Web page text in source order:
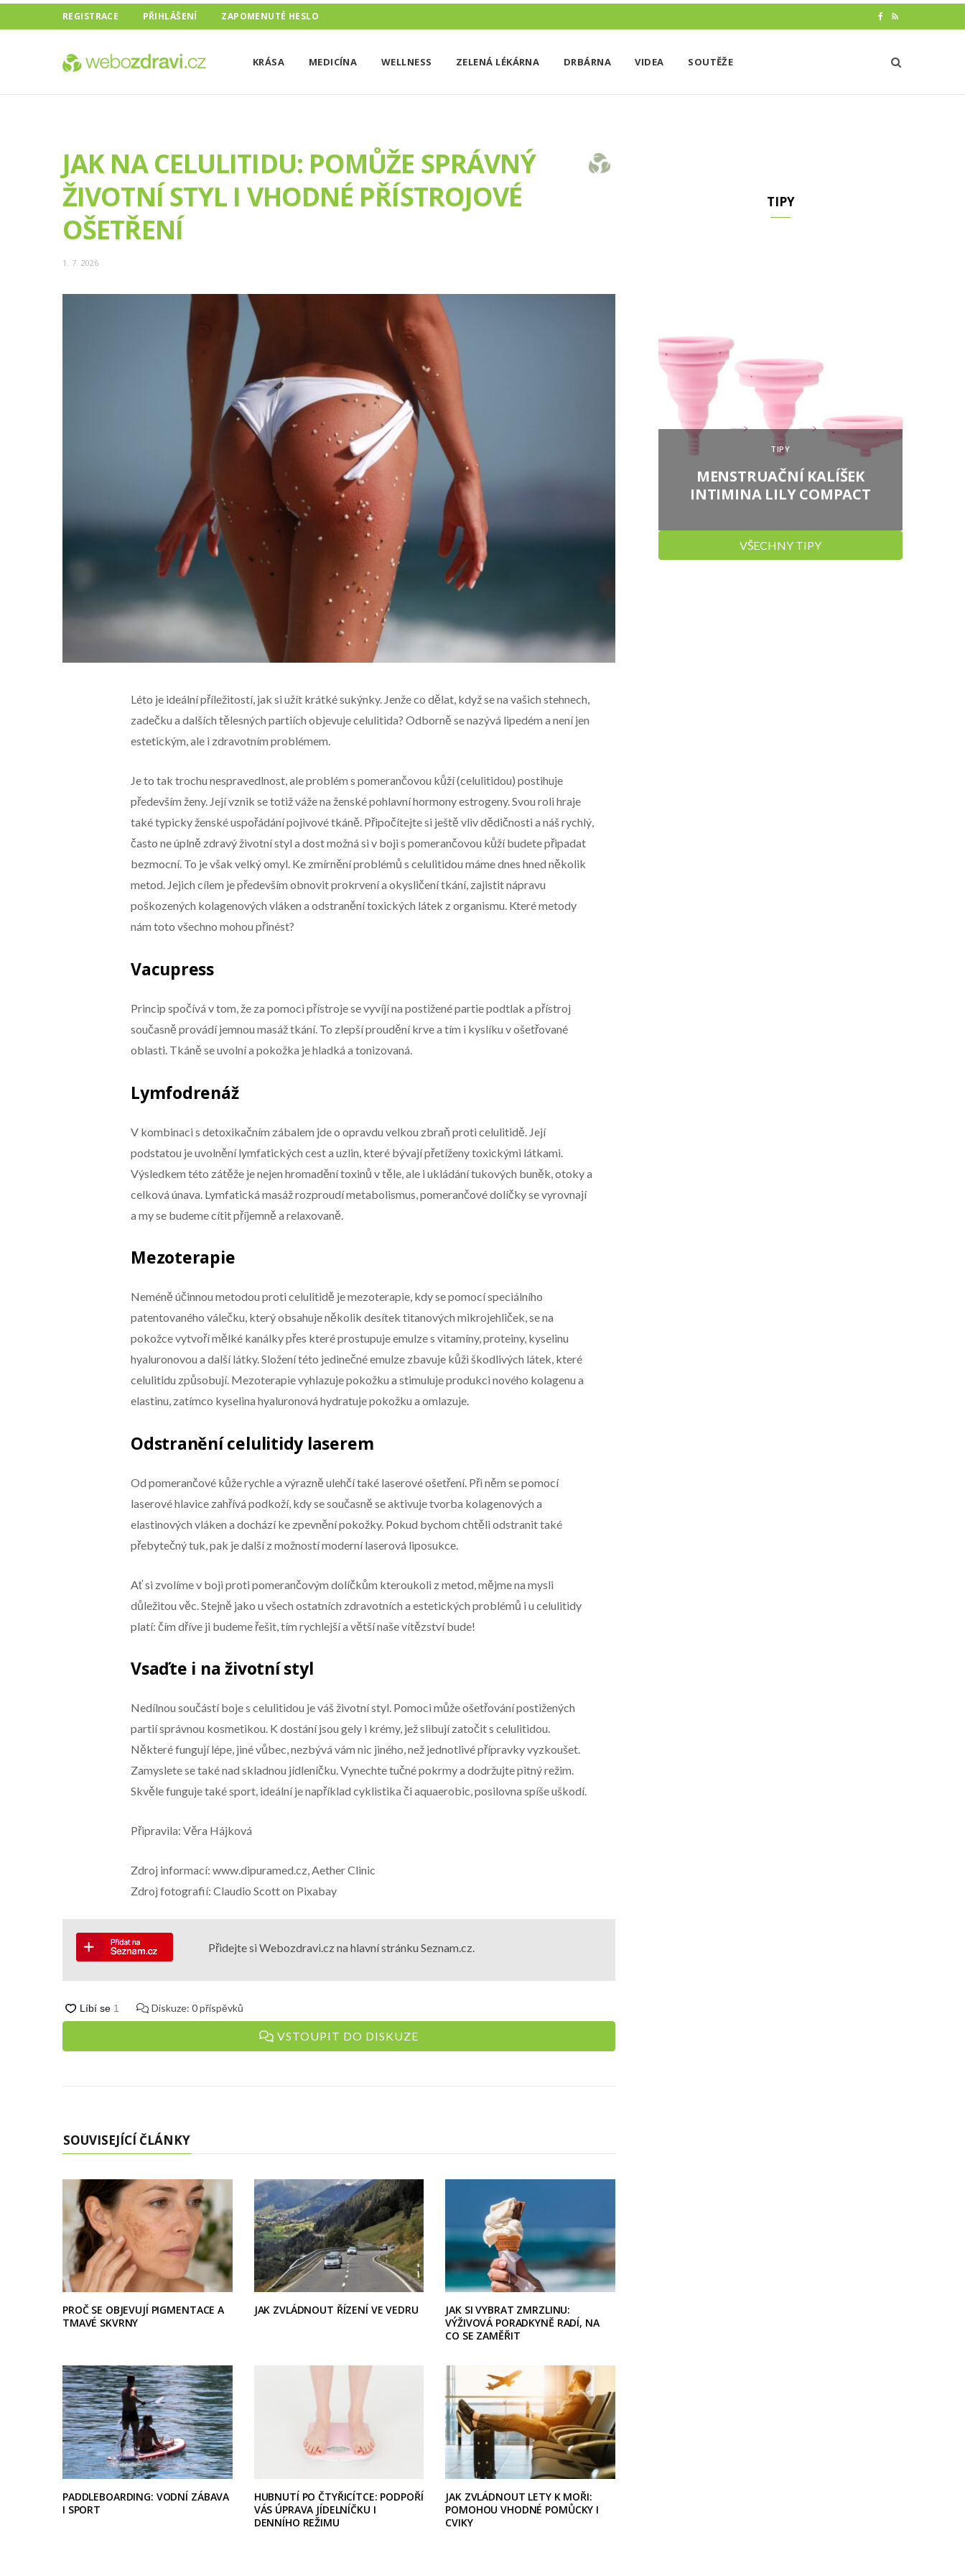
REGISTRACE PŘIHLÁŠENÍ ZAPOMENUTÉ HESLO
e
R
S
KRÁSA MEDICÍNA WELLNESS ZELENÁ LÉKÁRNA DRBÁRNA VIDEA SOUTĚŽE
JAK NA CELULITIDU: POMŮŽE SPRÁVNÝ
ŽIVOTNÍ STYL I VHODNÉ PŘÍSTROJOVÉ
OŠETŘENÍ
1. 7. 2026
Léto je ideální příležitostí, jak si užít krátké sukýnky. Jenže co dělat, když se na vašich stehnech,
zadečku a dalších tělesných partiích objevuje celulitida? Odborně se nazývá lipedém a není jen
estetickým, ale i zdravotním problémem.
Je to tak trochu nespravedlnost, ale problém s pomerančovou kůží (celulitidou) postihuje
především ženy. Její vznik se totiž váže na ženské pohlavní hormony estrogeny. Svou roli hraje
také typicky ženské uspořádání pojivové tkáně. Připočítejte si ještě vliv dědičnosti a náš rychlý,
často ne úplně zdravý životní styl a dost možná si v boji s pomerančovou kůží budete připadat
bezmocní. To je však velký omyl. Ke zmírnění problémů s celulitidou máme dnes hned několik
metod. Jejich cílem je především obnovit prokrvení a okysličení tkání, zajistit nápravu
poškozených kolagenových vláken a odstranění toxických látek z organismu. Které metody
nám toto všechno mohou přinést?
Vacupress
Princip spočívá v tom, že za pomoci přístroje se vyvíjí na postižené partie podtlak a přístroj
současně provádí jemnou masáž tkání. To zlepší proudění krve a tím i kyslíku v ošetřované
oblasti. Tkáně se uvolní a pokožka je hladká a tonizovaná.
Lymfodrenáž
V kombinaci s detoxikačním zábalem jde o opravdu velkou zbraň proti celulitidě. Její
podstatou je uvolnění lymfatických cest a uzlin, které bývají přetíženy toxickými látkami.
Výsledkem této zátěže je nejen hromadění toxinů v těle, ale i ukládání tukových buněk, otoky a
celková únava. Lymfatická masáž rozproudí metabolismus, pomerančové dolíčky se vyrovnají
a my se budeme cítit příjemně a relaxovaně.
Mezoterapie
Neméně účinnou metodou proti celulitidě je mezoterapie, kdy se pomocí speciálního
patentovaného válečku, který obsahuje několik desítek titanových mikrojehliček, se na
pokožce vytvoří mělké kanálky přes které prostupuje emulze s vitamíny, proteiny, kyselinu
hyaluronovou a další látky. Složení této jedinečné emulze zbavuje kůži škodlivých látek, které
celulitidu způsobují. Mezoterapie vyhlazuje pokožku a stimuluje produkci nového kolagenu a
elastinu, zatímco kyselina hyaluronová hydratuje pokožku a omlazuje.
Odstranění celulitidy laserem
Od pomerančové kůže rychle a výrazně ulehčí také laserové ošetření. Při něm se pomocí
laserové hlavice zahřívá podkoží, kdy se současně se aktivuje tvorba kolagenových a
elastinových vláken a dochází ke zpevnění pokožky. Pokud bychom chtěli odstranit také
přebytečný tuk, pak je další z možností moderní laserová liposukce.
Ať si zvolíme v boji proti pomerančovým dolíčkům kteroukoli z metod, mějme na mysli
důležitou věc. Stejně jako u všech ostatních zdravotních a estetických problémů i u celulitidy
platí: čím dříve ji budeme řešit, tím rychlejší a větší naše vítězství bude!
Vsaďte i na životní styl
Nedílnou součástí boje s celulitidou je váš životní styl. Pomoci může ošetřování postižených
partií správnou kosmetikou. K dostání jsou gely i krémy, jež slibují zatočit s celulitidou.
Některé fungují lépe, jiné vůbec, nezbývá vám nic jiného, než jednotlivé přípravky vyzkoušet.
Zamyslete se také nad skladnou jídleníčku. Vynechte tučné pokrmy a dodržujte pitný režim.
Skvěle funguje také sport, ideální je například cyklistika či aquaerobic, posilovna spíše uškodí.
Připravila: Věra Hájková
Zdroj informací: www.dipuramed.cz, Aether Clinic
Zdroj fotografií: Claudio Scott on Pixabay
Přidejte si Webozdravi.cz na hlavní stránku Seznam.cz.
Diskuze: 0příspěvků
VSTOUPIT DO DISKUZE
SOUVISEJÍCÍ ČLÁNKY
PROČ SE OBJEVUJÍ PIGMENTACE A
TMAVÉ SKVRNY
JAK ZVLÁDNOUT ŘÍZENÍ VE VEDRU
JAK SI VYBRAT ZMRZLINU:
VÝŽIVOVÁ PORADKYNĚ RADÍ, NA
CO SE ZAMĚŘIT
PADDLEBOARDING: VODNÍ ZÁBAVA
I SPORT
HUBNUTÍ PO ČTYŘICÍTCE: PODPOŘÍ
VÁS ÚPRAVA JÍDELNÍČKU I
DENNÍHO REŽIMU
JAK ZVLÁDNOUT LETY K MOŘI:
POMOHOU VHODNÉ POMŮCKY I
CVIKY
TIPY
SIRUP Z BYLIN NA LŽIČKU DR.
TIPY
MENSTRUAČNÍ KALÍŠEK
INTIMINA LILY COMPACT
VŠECHNY TIPY